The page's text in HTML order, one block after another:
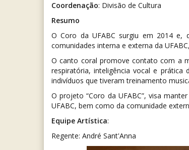
Coordenação: Divisão de Cultura
Resumo
O Coro da UFABC surgiu em 2014 e,
comunidades interna e externa da
O canto coral promove contato com a
respiratória, inteligência vocal e
indivíduos que tiveram treinamento
O projeto “Coro da UFABC”, visa
UFABC, bem como da comunidade
Equipe Artística:
Regente: André Sant'Anna